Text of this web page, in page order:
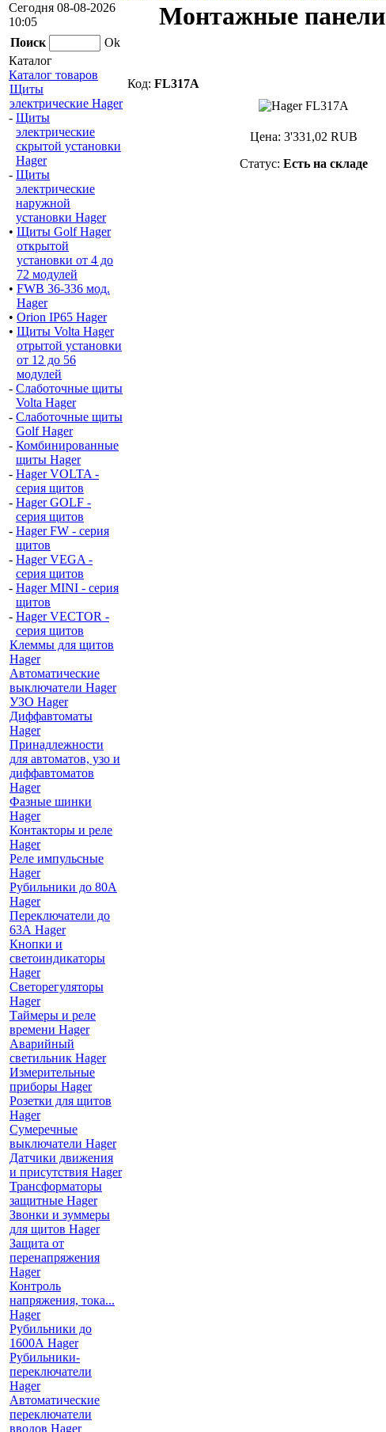
Сегодня 08-08-2026
10:05
Поиск
Ok
Каталог
Каталог товаров
Щиты
электрические Hager
- Щиты
электрические
скрытой установки
Hager
- Щиты
электрические
наружной
установки Hager
• Щиты Golf Hager
открытой
установки от 4 до
72 модулей
• FWB 36-336 мод.
Hager
• Orion IP65 Hager
• Щиты Volta Hager
отрытой установки
от 12 до 56
модулей
- Слаботочные щиты
Volta Hager
- Слаботочные щиты
Golf Hager
- Комбинированные
щиты Hager
- Hager VOLTA -
серия щитов
- Hager GOLF -
серия щитов
- Hager FW - серия
щитов
- Hager VEGA -
серия щитов
- Hager MINI - серия
щитов
- Hager VECTOR -
серия щитов
Клеммы для щитов
Hager
Автоматические
выключатели Hager
УЗО Hager
Диффавтоматы
Hager
Принадлежности
для автоматов, узо и
диффавтоматов
Hager
Фазные шинки
Hager
Контакторы и реле
Hager
Реле импульсные
Hager
Рубильники до 80А
Hager
Переключатели до
63А Hager
Кнопки и
светоиндикаторы
Hager
Светорегуляторы
Hager
Таймеры и реле
времени Hager
Аварийный
светильник Hager
Измерительные
приборы Hager
Розетки для щитов
Hager
Сумеречные
выключатели Hager
Датчики движения
и присутствия Hager
Трансформаторы
защитные Hager
Звонки и зуммеры
для щитов Hager
Защита от
перенапряжения
Hager
Контроль
напряжения, тока...
Hager
Рубильники до
1600А Hager
Рубильники-
переключатели
Hager
Автоматические
переключатели
вводов Hager
Монтажные панели
Код: FL317A
Цена: 3'331,02 RUB
Статус: Есть на складе